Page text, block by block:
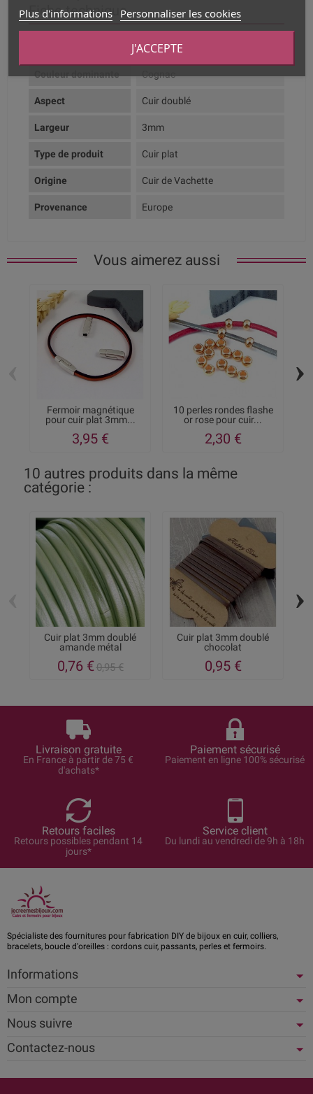
Fiche technique
Cuir Véritable
Couleur dominante Cognac
Aspect Cuir doublé
Largeur 3mm
Type de produit Cuir plat
Origine Cuir de Vachette
Provenance Europe
Vous aimerez aussi
Fermoir magnétique
pour cuir plat 3mm...
3,95 €
10 perles rondes flashe
or rose pour cuir...
2,30 €
›
10 autres produits dans la même
catégorie :
Cuir plat 3mm doublé
amande métal
0,76 €0,95 €
Cuir plat 3mm doublé
chocolat
0,95 €
›
Livraison gratuite
En France à partir de 75 €
d'achats*
Paiement sécurisé
Paiement en ligne 100% sécurisé
Retours faciles
Retours possibles pendant 14
jours*
Service client
Du lundi au vendredi de 9h à 18h
Spécialiste des fournitures pour fabrication DIY de bijoux en cuir, colliers,
bracelets, boucle d'oreilles : cordons cuir, passants, perles et fermoirs.
Informations
Mon compte
Nous suivre
Contactez-nous
Plus d'informations Personnaliser les cookies
J'ACCEPTE